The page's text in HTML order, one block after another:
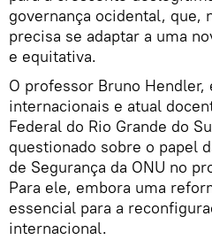
governança ocidental, que,
precisa se adaptar a uma
e equitativa.
O professor Bruno
internacionais e atual
Federal do Rio Grande do
questionado sobre o papel
de Segurança da ONU no
Para ele, embora uma
essencial para a
internacional.